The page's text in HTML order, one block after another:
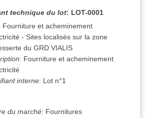
technique du lot: LOT-0001
Fourniture et acheminement
- Sites localisés sur la zone
du GRD VIALIS
: Fourniture et acheminement
interne: Lot n°1
du marché: Fournitures